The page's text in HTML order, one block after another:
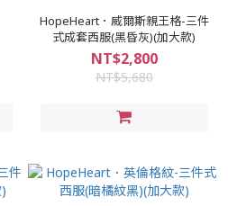
HopeHeart．威爾斯親王格-三件
式成套西服(黑昏灰)(加大款)
NT$2,800
NT$5,680